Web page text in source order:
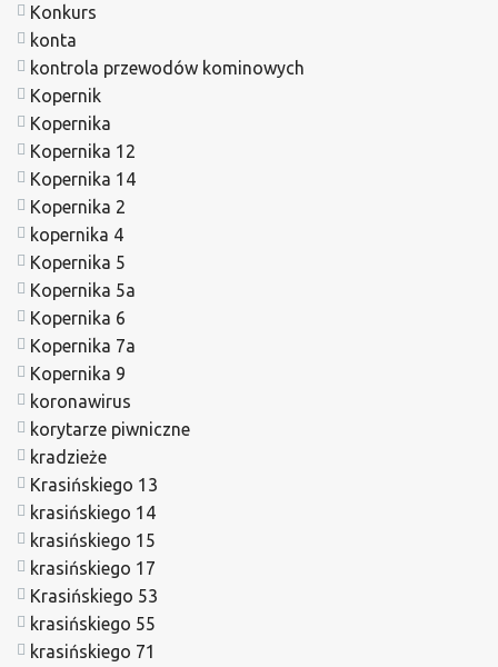
Konkurs
konta
kontrola przewodów kominowych
Kopernik
Kopernika
Kopernika 12
Kopernika 14
Kopernika 2
kopernika 4
Kopernika 5
Kopernika 5a
Kopernika 6
Kopernika 7a
Kopernika 9
koronawirus
korytarze piwniczne
kradzieże
Krasińskiego 13
krasińskiego 14
krasińskiego 15
krasińskiego 17
Krasińskiego 53
krasińskiego 55
krasińskiego 71